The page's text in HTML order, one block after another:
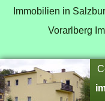
Immobilien in
Vorarlberg